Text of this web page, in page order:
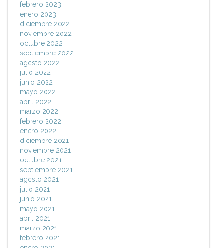
febrero 2023
enero 2023
diciembre 2022
noviembre 2022
octubre 2022
septiembre 2022
agosto 2022
julio 2022
junio 2022
mayo 2022
abril 2022
marzo 2022
febrero 2022
enero 2022
diciembre 2021
noviembre 2021
octubre 2021
septiembre 2021
agosto 2021
julio 2021
junio 2021
mayo 2021
abril 2021
marzo 2021
febrero 2021